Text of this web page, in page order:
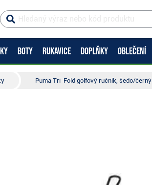
BOTY RUKAVICE DOPLŇKY OBLEČENÍ
Puma Tri-Fold golfový ručník, šedo/černý